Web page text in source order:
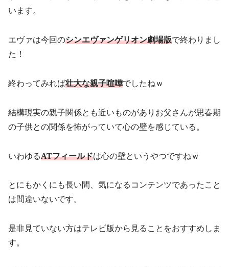
います。
エヴァは今回のシンエヴァンゲリオン劇場版で終わりまし
た！
終わってみれば壮大な親子喧嘩でしたねｗ
結構現実の親子関係とも近いものがありお父さんが思春期
の子供との関係を怖がっていて心の壁を感じている。
いわゆるATフィールドは心の壁というやつですねｗ
とにもかくにも長い間、気になるコンテンツであったこと
は間違いないです。
是非見ていない方はテレビ版から見ることをおすすめしま
す。